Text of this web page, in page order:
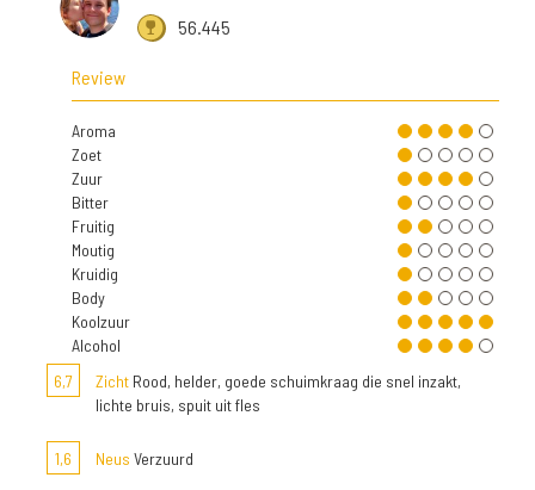
56.445
Review
Aroma
Zoet
Zuur
Bitter
Fruitig
Moutig
Kruidig
Body
Koolzuur
Alcohol
6,7
Zicht Rood, helder, goede schuimkraag die snel inzakt,
lichte bruis, spuit uit fles
1,6 Neus Verzuurd